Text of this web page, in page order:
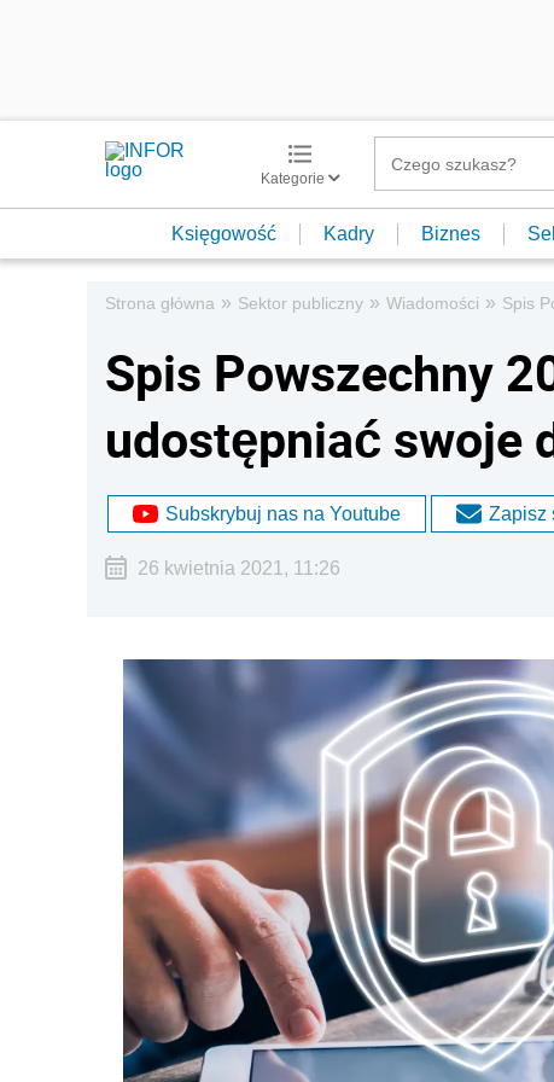
Kategorie
Księgowość Kadry Biznes
Strona główna » Sektor publiczny » Wiadomości » Spis
Spis Powszechny
udostępniać swoje
Subskrybuj nas na Youtube Zapisz
26 kwietnia 2021, 11:26